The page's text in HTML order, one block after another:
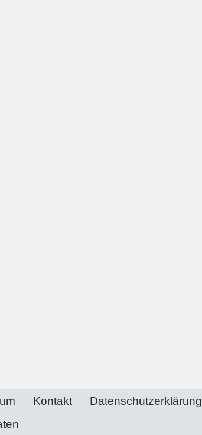
Kontakt Datenschutzerklärung